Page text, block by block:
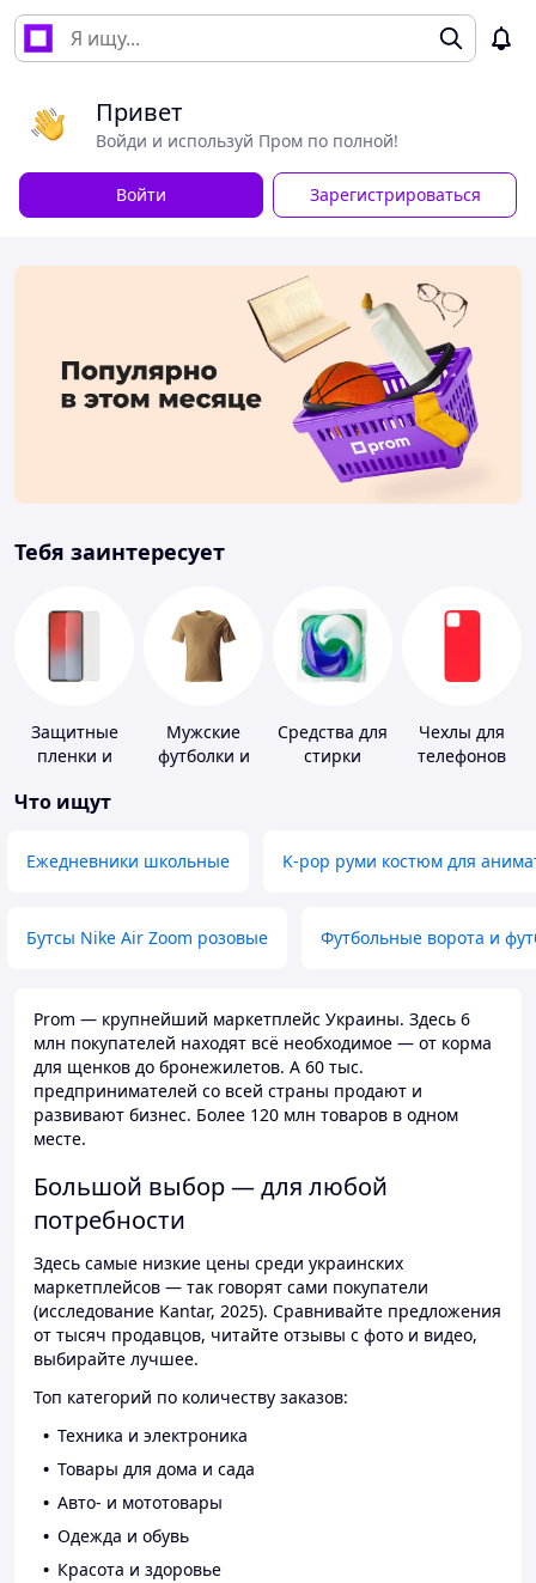
Привет
Войди и используй Пром по полной!
Войти Зарегистрироваться
Тебя заинтересует
Защитные
пленки и
портативных
Мужские
футболки и
Средства для
стирки
Чехлы для
телефонов
Что ищут
Ежедневники школьные K-pop руми костюм для
Бутсы Nike Air Zoom розовые Футбольные ворота и
Prom — крупнейший маркетплейс Украины. Здесь 6
млн покупателей находят всё необходимое — от корма
для щенков до бронежилетов. А 60 тыс.
предпринимателей со всей страны продают и
развивают бизнес. Более 120 млн товаров в одном
месте.
Большой выбор — для любой
потребности
Здесь самые низкие цены среди украинских
маркетплейсов — так говорят сами покупатели
(исследование Kantar, 2025). Сравнивайте предложения
от тысяч продавцов, читайте отзывы с фото и видео,
выбирайте лучшее.
Топ категорий по количеству заказов:
Техника и электроника
Товары для дома и сада
Авто- и мототовары
Одежда и обувь
Красота и здоровье